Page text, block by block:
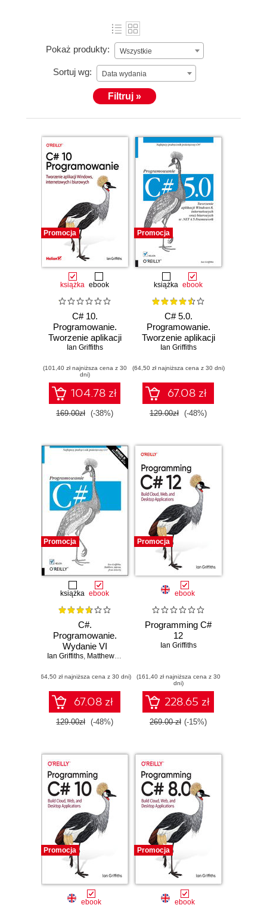
Pokaż produkty: Wszystkie
Sortuj wg: Data wydania
Filtruj »
Promocja
książka ebook
C# 10.
Programowanie.
Tworzenie aplikacji
Windows,
biurowych
Ian Griffiths
(101,40 zł najniższa cena z 30
dni)
104.78 zł
169.00zł (-38%)
Promocja
książka ebook
C# 5.0.
Programowanie.
Tworzenie aplikacji
Windows 8,
biurowych w .NET
4.5 Framework
Ian Griffiths
(64,50 zł najniższa cena z 30 dni)
67.08 zł
129.00zł (-48%)
Promocja
książka ebook
C#.
Programowanie.
Wydanie VI
Ian Griffiths, Matthew Adams
(64,50 zł najniższa cena z 30 dni)
67.08 zł
129.00zł (-48%)
Promocja
ebook
Programming C#
12
Ian Griffiths
(161,40 zł najniższa cena z 30
dni)
228.65 zł
269.00 zł (-15%)
Promocja
ebook
Promocja
ebook